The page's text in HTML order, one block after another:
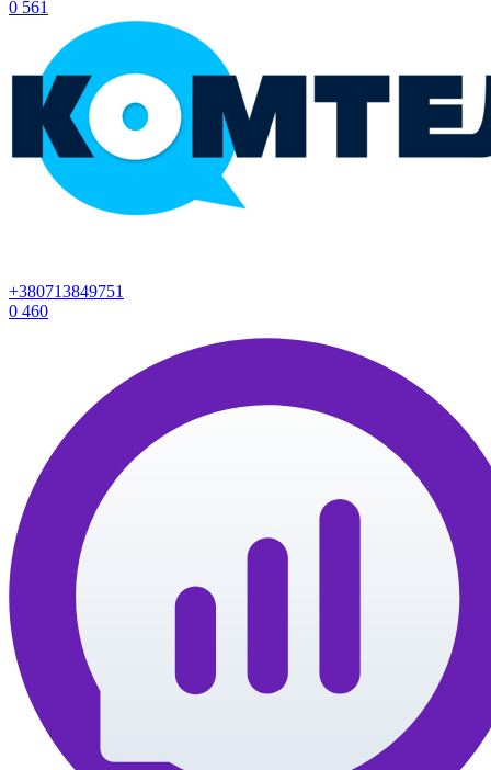
0 561
+380713849751
0 460